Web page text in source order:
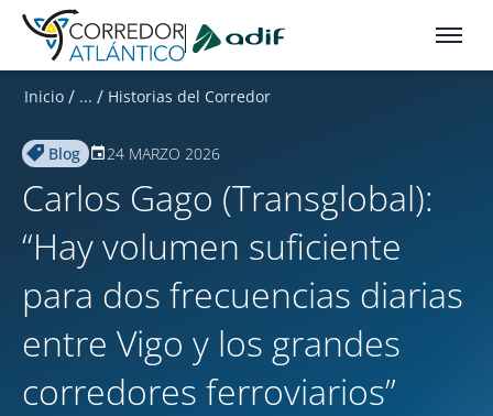
Ir a contenido principal
Inicio / ... / Historias del Corredor
Blog 24 MARZO 2026
Carlos Gago (Transglobal):
“Hay volumen suficiente
para dos frecuencias diarias
entre Vigo y los grandes
corredores ferroviarios”